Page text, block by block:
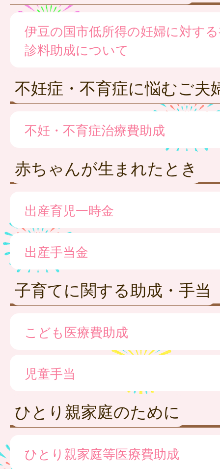
伊豆の国市低所得の妊婦に対す
診料助成について
不妊症・不育症に悩むご夫
不妊・不育症治療費助成
赤ちゃんが生まれたとき
出産育児一時金
出産手当金
子育てに関する助成・手当
こども医療費助成
児童手当
ひとり親家庭のために
ひとり親家庭等医療費助成